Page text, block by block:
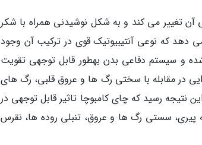
آن تغییر می کند و به شکل نوشیدنی همراه با شکر
دهد که نوعی آنتی­بیوتیک قوی در ترکیب آن وجود
و سیستم دفاعی بدن به­طور قابل توجهی تقویت
قارچ کامبوچا تاثیر به­سزایی در مقابله با سختی رگ ها و عروق قلبی، رگ های
نتیجه رسید که چای کامبوچا تاثیر قابل توجهی در
سستی رگ ها و عروق، تنبلی روده ها، نقرس